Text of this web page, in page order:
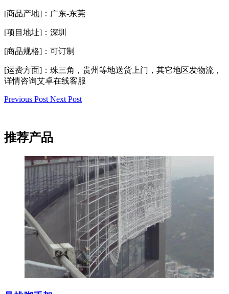
[商品产地]：广东-东莞
[项目地址]：深圳
[商品规格]：可订制
[运费方面]：珠三角，贵州等地送货上门，其它地区发物流，
详情咨询艾卓在线客服
Previous Post Next Post
推荐产品